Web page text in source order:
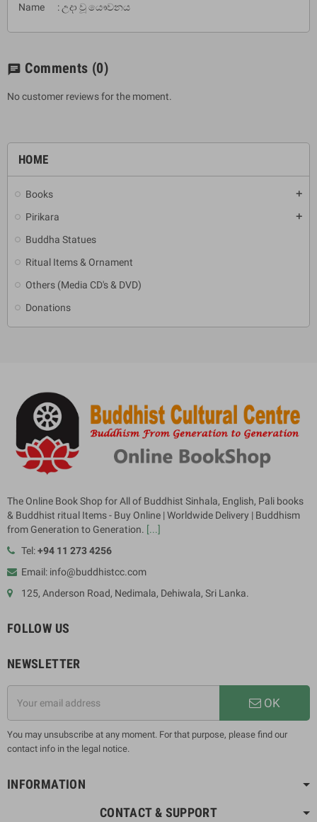
HOME
Books add
Pirikara add
Buddha Statues
Ritual Items & Ornament
Others (Media CD's & DVD)
Donations
Name : උදා වූ යෞවනය
chat Comments (0)
No customer reviews for the moment.
The Online Book Shop for All of Buddhist Sinhala, English, Pali books
& Buddhist ritual Items - Buy Online | Worldwide Delivery | Buddhism
from Generation to Generation. [...]
Tel:+94 11 273 4256
Email: info@buddhistcc.com
125, Anderson Road, Nedimala, Dehiwala, Sri Lanka.
FOLLOW US
NEWSLETTER
OK
You may unsubscribe at any moment. For that purpose, please find our
contact info in the legal notice.
INFORMATION
CONTACT & SUPPORT